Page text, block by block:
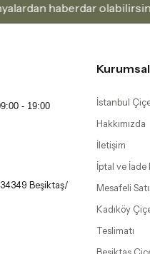
olabilirsin
- 19:00
Beşiktaş/
Kurumsal
İstanbul
Hakkımızda
İletişim
İptal ve İade
Mesafeli
Kadıköy
Teslimatı
Beşiktaş